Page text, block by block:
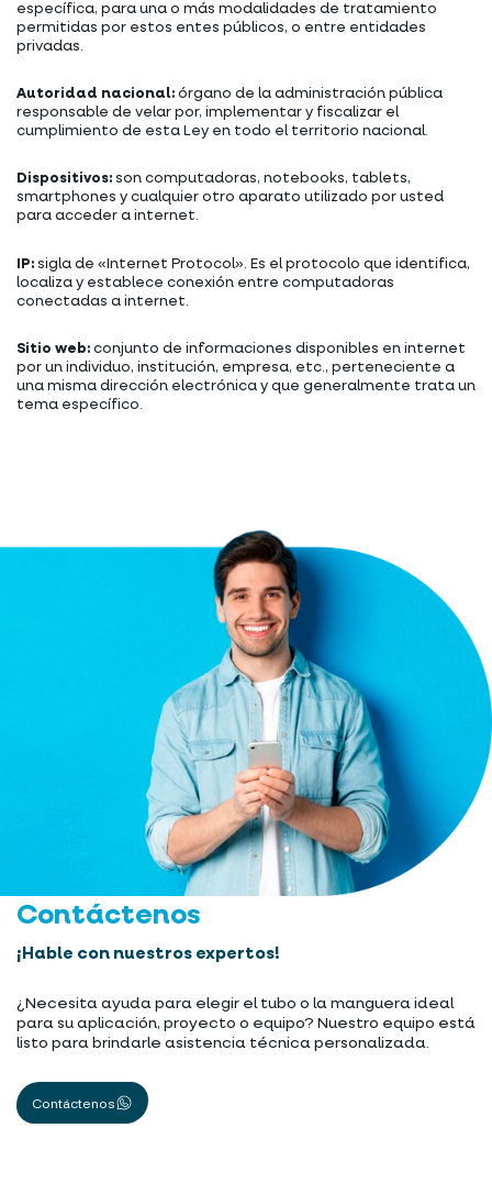
específica, para una o más modalidades de tratamiento
permitidas por estos entes públicos, o entre entidades
privadas.
Autoridad nacional: órgano de la administración pública
responsable de velar por, implementar y fiscalizar el
cumplimiento de esta Ley en todo el territorio nacional.
Dispositivos: son computadoras, notebooks, tablets,
smartphones y cualquier otro aparato utilizado por usted
para acceder a internet.
IP: sigla de «Internet Protocol». Es el protocolo que identifica,
localiza y establece conexión entre computadoras
conectadas a internet.
Sitio web: conjunto de informaciones disponibles en internet
por un individuo, institución, empresa, etc., perteneciente a
una misma dirección electrónica y que generalmente trata un
tema específico.
Contáctenos
¡Hable con nuestros expertos!
¿Necesita ayuda para elegir el tubo o la manguera ideal
para su aplicación, proyecto o equipo? Nuestro equipo está
listo para brindarle asistencia técnica personalizada.
Contáctenos